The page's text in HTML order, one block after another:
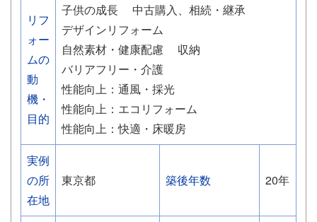
リフ
ォー
ムの
動
機・
目的
子供の成長
中古購入、相続・継承
デザインリフォーム
自然素材・健康配慮
収納
バリアフリー・介護
性能向上：通風・採光
性能向上：エコリフォーム
性能向上：快適・床暖房
実例
の所
在地
東京都 築後年数 20年